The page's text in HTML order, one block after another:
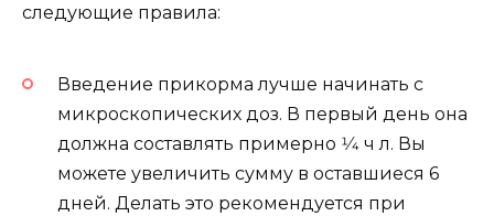
следующие правила:
Введение прикорма лучше начинать с
микроскопических доз. В первый день она
должна составлять примерно 1⁄4 ч л. Вы
можете увеличить сумму в оставшиеся 6
дней. Делать это рекомендуется при